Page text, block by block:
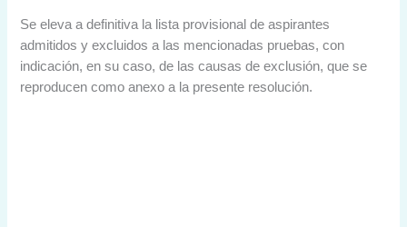
Se eleva a definitiva la lista provisional de aspirantes
admitidos y excluidos a las mencionadas pruebas, con
indicación, en su caso, de las causas de exclusión, que se
reproducen como anexo a la presente resolución.